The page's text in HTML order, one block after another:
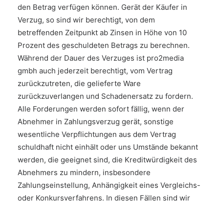
den Betrag verfügen können. Gerät der Käufer in
Verzug, so sind wir berechtigt, von dem
betreffenden Zeitpunkt ab Zinsen in Höhe von 10
Prozent des geschuldeten Betrags zu berechnen.
Während der Dauer des Verzuges ist pro2media
gmbh auch jederzeit berechtigt, vom Vertrag
zurückzutreten, die gelieferte Ware
zurückzuverlangen und Schadenersatz zu fordern.
Alle Forderungen werden sofort fällig, wenn der
Abnehmer in Zahlungsverzug gerät, sonstige
wesentliche Verpflichtungen aus dem Vertrag
schuldhaft nicht einhält oder uns Umstände bekannt
werden, die geeignet sind, die Kreditwürdigkeit des
Abnehmers zu mindern, insbesondere
Zahlungseinstellung, Anhängigkeit eines Vergleichs-
oder Konkursverfahrens. In diesen Fällen sind wir